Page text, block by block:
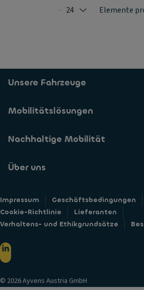
Selected: 24
24 Elemente
Unsere Fahrzeuge
Mobilitätslösungen
Nachhaltige Mobilität
Über uns
Impressum Geschäftsbedingungen
Cookie-Richtlinie
Lieferanten
Verhaltens- und Ethikgrundsätze
© 2026 Ayvens Austria GmbH